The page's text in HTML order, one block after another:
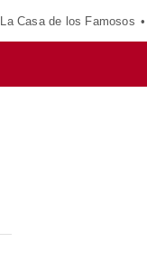
La Casa de los Famosos